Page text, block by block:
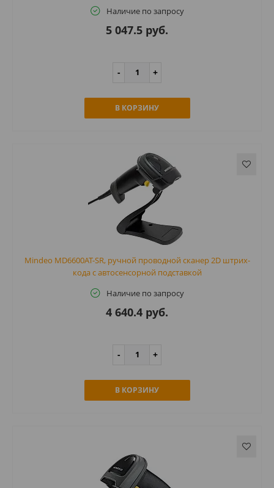
Наличие по запросу
5 047.5 руб.
В КОРЗИНУ
Mindeo MD6600AT-SR, ручной проводной сканер 2D штрих-
кода с автосенсорной подставкой
Наличие по запросу
4 640.4 руб.
В КОРЗИНУ